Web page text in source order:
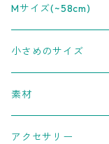
ダブルブリムキャップ
ツートンクロッシェ
ベレー帽
ボンネット
パンチング
クロッシェ
3L(～65cm)
LL(～62cm)
Mサイズ(~58cm)
小さめのサイズ
S
SS(～54cm)
素材
リネン(麻)
アクセサリー